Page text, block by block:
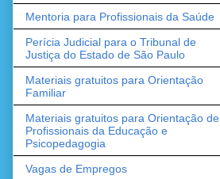
Mentoria para Profissionais da Saúde
Perícia Judicial para o Tribunal de
Justiça do Estado de São Paulo
Materiais gratuitos para Orientação
Familiar
Materiais gratuitos para Orientação de
Profissionais da Educação e
Psicopedagogia
Vagas de Empregos